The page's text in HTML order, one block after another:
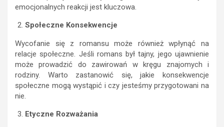
emocjonalnych reakcji jest kluczowa.
Społeczne Konsekwencje
Wycofanie się z romansu może również wpłynąć na
relacje społeczne. Jeśli romans był tajny, jego ujawnienie
może prowadzić do zawirowań w kręgu znajomych i
rodziny. Warto zastanowić się, jakie konsekwencje
społeczne mogą wystąpić i czy jesteśmy przygotowani na
nie.
Etyczne Rozważania